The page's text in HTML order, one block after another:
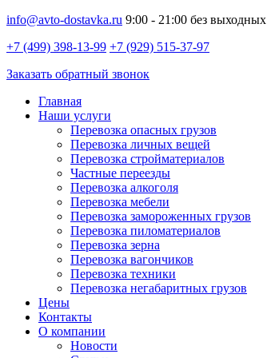
info@avto-dostavka.ru 9:00 - 21:00 без выходных
+7 (499) 398-13-99 +7 (929) 515-37-97
Заказать обратный звонок
Главная
Наши услуги
Перевозка опасных грузов
Перевозка личных вещей
Перевозка стройматериалов
Частные переезды
Перевозка алкоголя
Перевозка мебели
Перевозка замороженных грузов
Перевозка пиломатериалов
Перевозка зерна
Перевозка вагончиков
Перевозка техники
Перевозка негабаритных грузов
Цены
Контакты
О компании
Новости